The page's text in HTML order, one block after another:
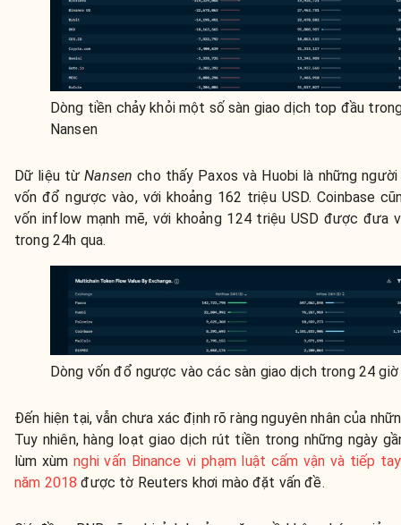
Dòng tiền chảy khỏi một số sàn giao dịch top đầu
Nansen
Dữ liệu từ Nansen cho thấy Paxos và Huobi là những
vốn đổ ngược vào, với khoảng 162 triệu USD. Coinbase
vốn inflow mạnh mẽ, với khoảng 124 triệu USD được đưa
trong 24h qua.
Dòng vốn đổ ngược vào các sàn giao dịch trong 24 giờ
Đến hiện tại, vẫn chưa xác định rõ ràng nguyên nhân của
Tuy nhiên, hàng loạt giao dịch rút tiền trong những ngày
lùm xùmnghi vấn Binance vi phạm luật cấm vận và tiếp
năm 2018 được tờ Reuters khơi mào đặt vấn đề.